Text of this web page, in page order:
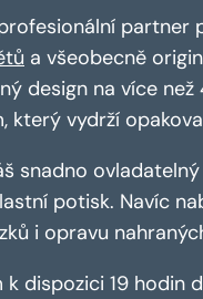
partner
a všeobecně
design na více
který vydrží
snadno ovladatelný
potisk. Navíc
i opravu
dispozici 19 hodin